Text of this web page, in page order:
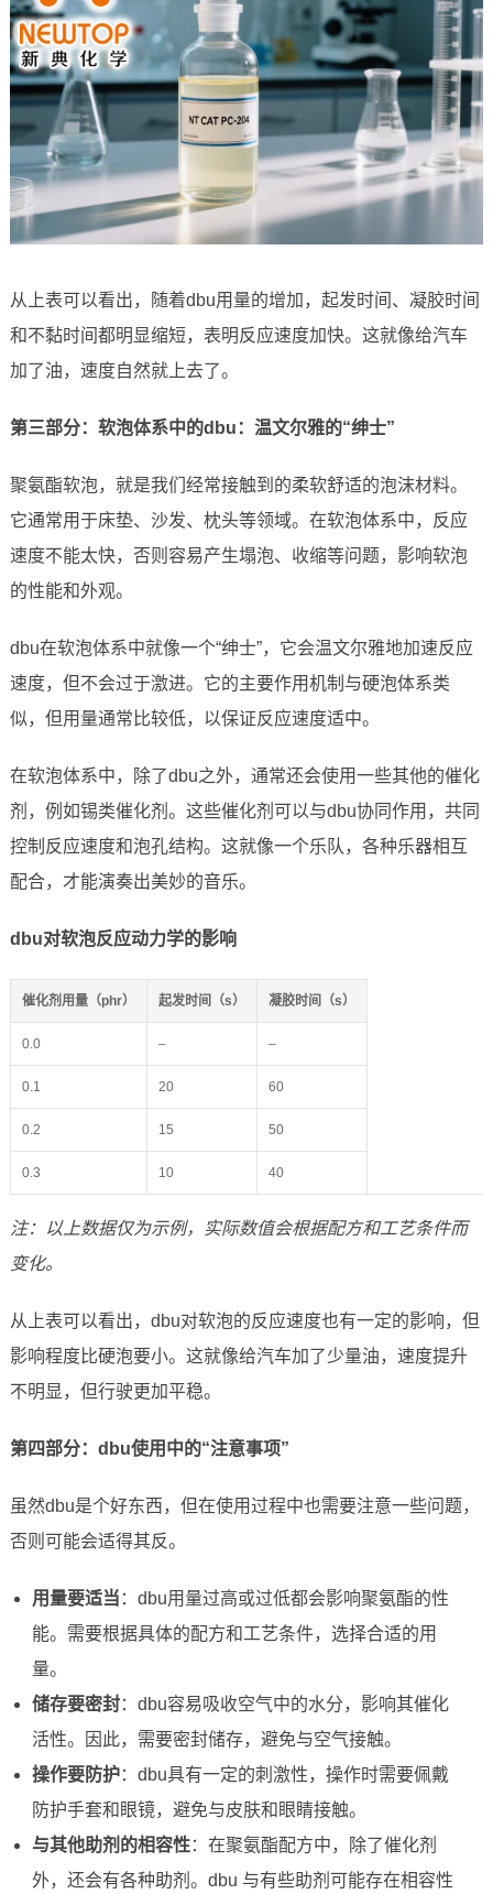
从上表可以看出，随着dbu用量的增加，起发时间、凝胶时间
和不黏时间都明显缩短，表明反应速度加快。这就像给汽车
加了油，速度自然就上去了。
第三部分：软泡体系中的dbu：温文尔雅的“绅士”
聚氨酯软泡，就是我们经常接触到的柔软舒适的泡沫材料。
它通常用于床垫、沙发、枕头等领域。在软泡体系中，反应
速度不能太快，否则容易产生塌泡、收缩等问题，影响软泡
的性能和外观。
dbu在软泡体系中就像一个“绅士”，它会温文尔雅地加速反应
速度，但不会过于激进。它的主要作用机制与硬泡体系类
似，但用量通常比较低，以保证反应速度适中。
在软泡体系中，除了dbu之外，通常还会使用一些其他的催化
剂，例如锡类催化剂。这些催化剂可以与dbu协同作用，共同
控制反应速度和泡孔结构。这就像一个乐队，各种乐器相互
配合，才能演奏出美妙的音乐。
dbu对软泡反应动力学的影响
催化剂用量（phr） 起发时间（s） 凝胶时间（s）
0.0 – –
0.1 20 60
0.2 15 50
0.3 10 40
注：以上数据仅为示例，实际数值会根据配方和工艺条件而
变化。
从上表可以看出，dbu对软泡的反应速度也有一定的影响，但
影响程度比硬泡要小。这就像给汽车加了少量油，速度提升
不明显，但行驶更加平稳。
第四部分：dbu使用中的“注意事项”
虽然dbu是个好东西，但在使用过程中也需要注意一些问题，
否则可能会适得其反。
用量要适当 ：dbu用量过高或过低都会影响聚氨酯的性
能。需要根据具体的配方和工艺条件，选择合适的用
量。
储存要密封：dbu容易吸收空气中的水分，影响其催化
活性。因此，需要密封储存，避免与空气接触。
操作要防护：dbu具有一定的刺激性，操作时需要佩戴
防护手套和眼镜，避免与皮肤和眼睛接触。
与其他助剂的相容性：在聚氨酯配方中，除了催化剂
外，还会有各种助剂。dbu 与有些助剂可能存在相容性